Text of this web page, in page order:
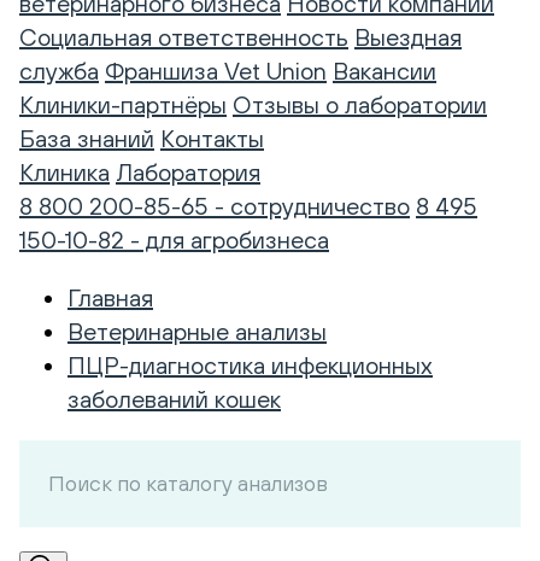
Социальная ответственность Выездная
служба Франшиза Vet Union Вакансии
Клиники-партнёры Отзывы о лаборатории
База знаний Контакты
Клиника Лаборатория
8 800 200-85-65 - сотрудничество 8 495
150-10-82 - для агробизнеса
Главная
Ветеринарные анализы
ПЦР-диагностика инфекционных
заболеваний кошек